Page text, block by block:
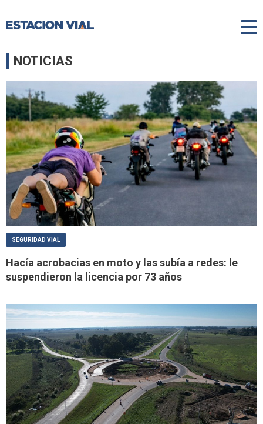
NOTICIAS
SEGURIDAD VIAL
Hacía acrobacias en moto y las subía a redes: le
suspendieron la licencia por 73 años